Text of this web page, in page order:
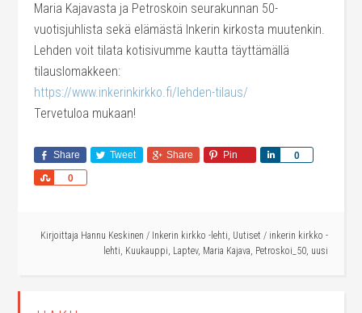
Maria Kajavasta ja Petroskoin seurakunnan 50-
vuotisjuhlista sekä elämästä Inkerin kirkosta muutenkin.
Lehden voit tilata kotisivumme kautta täyttämällä
tilauslomakkeen:
https://www.inkerinkirkko.fi/lehden-tilaus/
Tervetuloa mukaan!
Share Tweet Share Pin 0
Share
0
Share
Kirjoittaja Hannu Keskinen / Inkerin kirkko -lehti, Uutiset / inkerin kirkko -
lehti, Kuukauppi, Laptev, Maria Kajava, Petroskoi_50, uusi